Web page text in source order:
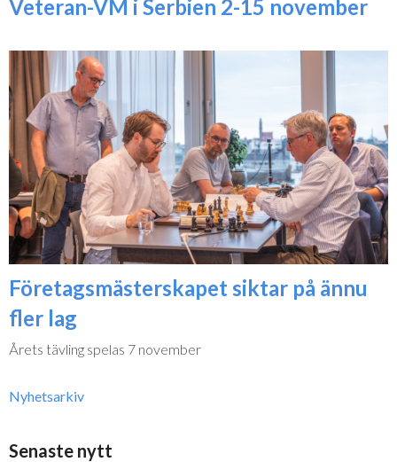
Veteran-VM i Serbien 2-15 november
Företagsmästerskapet siktar på ännu
fler lag
Årets tävling spelas 7 november
Nyhetsarkiv
Senaste nytt